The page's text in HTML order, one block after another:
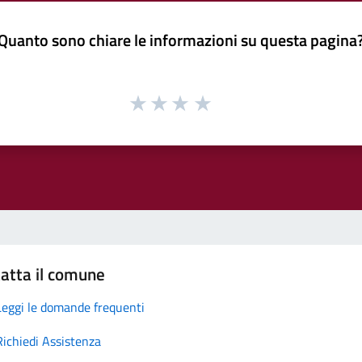
sono chiare le informazioni su questa
il comune
le domande frequenti
Assistenza